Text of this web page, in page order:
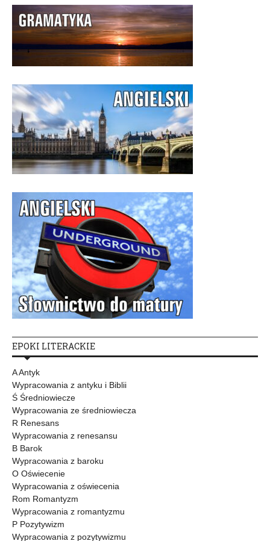
EPOKI LITERACKIE
A Antyk
Wypracowania z antyku i Biblii
Ś Średniowiecze
Wypracowania ze średniowiecza
R Renesans
Wypracowania z renesansu
B Barok
Wypracowania z baroku
O Oświecenie
Wypracowania z oświecenia
Rom Romantyzm
Wypracowania z romantyzmu
P Pozytywizm
Wypracowania z pozytywizmu